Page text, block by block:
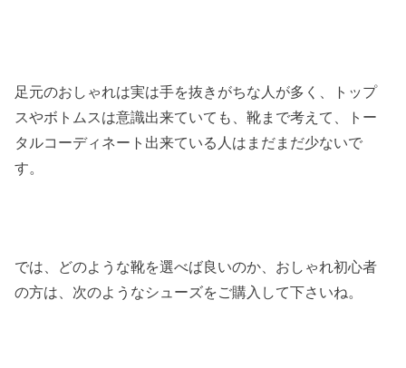
足元のおしゃれは実は手を抜きがちな人が多く、トップ
スやボトムスは意識出来ていても、靴まで考えて、トー
タルコーディネート出来ている人はまだまだ少ないで
す。
では、どのような靴を選べば良いのか、おしゃれ初心者
の方は、次のようなシューズをご購入して下さいね。